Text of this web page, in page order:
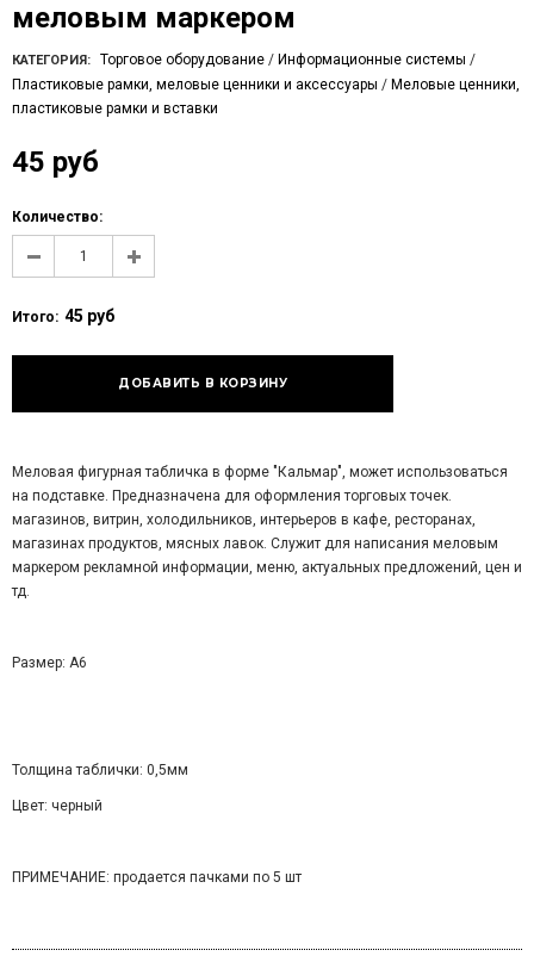
меловым маркером
КАТЕГОРИЯ: Торговое оборудование / Информационные системы /
Пластиковые рамки, меловые ценники и аксессуары / Меловые ценники,
пластиковые рамки и вставки
45 руб
Количество:
Итого: 45 руб
Меловая фигурная табличка в форме "Кальмар", может использоваться
на подставке. Предназначена для оформления торговых точек.
магазинов, витрин, холодильников, интерьеров в кафе, ресторанах,
магазинах продуктов, мясных лавок. Служит для написания меловым
маркером рекламной информации, меню, актуальных предложений, цен и
тд.
Размер: А6
Толщина таблички: 0,5мм
Цвет: черный
ПРИМЕЧАНИЕ: продается пачками по 5 шт